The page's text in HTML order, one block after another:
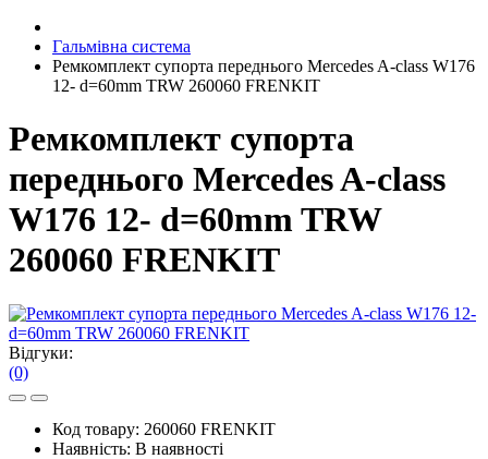
Гальмівна система
Ремкомплект супорта переднього Mercedes A-class W176
12- d=60mm TRW 260060 FRENKIT
Ремкомплект супорта
переднього Mercedes A-class
W176 12- d=60mm TRW
260060 FRENKIT
Відгуки:
(0)
Код товару: 260060 FRENKIT
Наявність: В наявності